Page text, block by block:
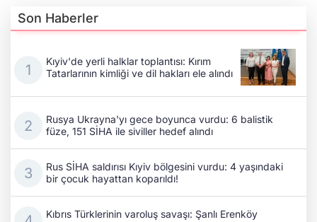
Son Haberler
Kıyiv'de yerli halklar toplantısı: Kırım
Tatarlarının kimliği ve dil hakları ele alındı
Rusya Ukrayna'yı gece boyunca vurdu: 6 balistik
füze, 151 SİHA ile siviller hedef alındı
Rus SİHA saldırısı Kıyiv bölgesini vurdu: 4 yaşındaki
bir çocuk hayattan koparıldı!
Kıbrıs Türklerinin varoluş savaşı: Şanlı Erenköy